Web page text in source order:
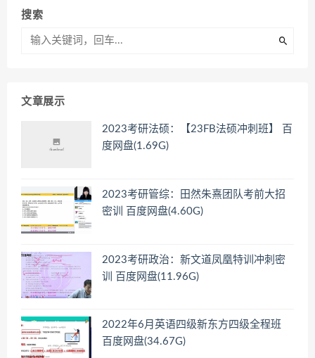
搜索
文章展示
2023考研法硕：【23FB法硕冲刺班】 百
度网盘(1.69G)
2023考研管综：田然朱熹团队考前大招
密训 百度网盘(4.60G)
2023考研政治：新文道凤凰特训冲刺密
训 百度网盘(11.96G)
2022年6月英语四级新东方四级全程班
百度网盘(34.67G)